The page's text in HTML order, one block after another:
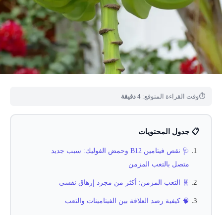
⏱وقت القراءة المتوقع: 4 دقيقة
📋 جدول المحتويات
🩺 نقص فيتامين B12 وحمض الفوليك: سبب جديد
متصل بالتعب المزمن
🧬 التعب المزمن: أكثر من مجرد إرهاق نفسي
🧠 كيفية رصد العلاقة بين الفيتامينات والتعب